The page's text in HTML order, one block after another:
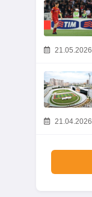
21.05.2026
21.04.2026